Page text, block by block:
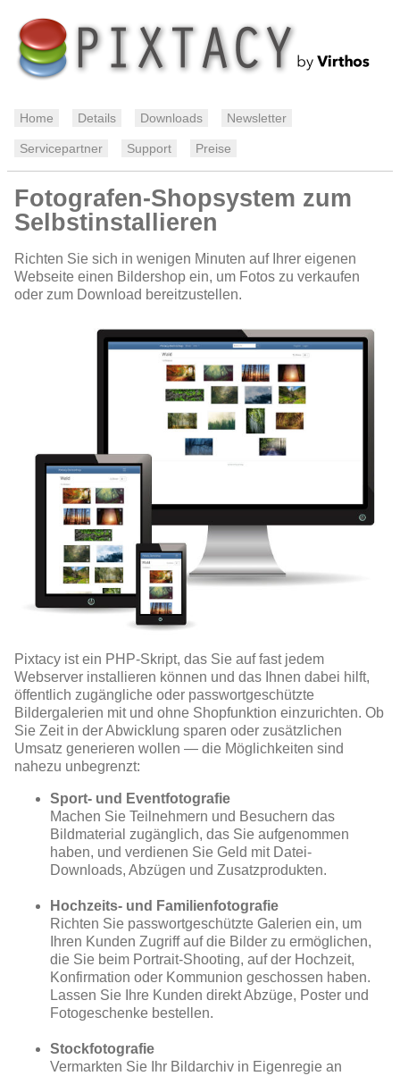
Home Details Downloads Newsletter
Servicepartner Support Preise
Fotografen-Shopsystem zum
Selbstinstallieren
Richten Sie sich in wenigen Minuten auf Ihrer eigenen
Webseite einen Bildershop ein, um Fotos zu verkaufen
oder zum Download bereitzustellen.
Pixtacy ist ein PHP-Skript, das Sie auf fast jedem
Webserver installieren können und das Ihnen dabei hilft,
öffentlich zugängliche oder passwortgeschützte
Bildergalerien mit und ohne Shopfunktion einzurichten. Ob
Sie Zeit in der Abwicklung sparen oder zusätzlichen
Umsatz generieren wollen — die Möglichkeiten sind
nahezu unbegrenzt:
Sport- und Eventfotografie
Machen Sie Teilnehmern und Besuchern das
Bildmaterial zugänglich, das Sie aufgenommen
haben, und verdienen Sie Geld mit Datei-
Downloads, Abzügen und Zusatzprodukten.
Hochzeits- und Familienfotografie
Richten Sie passwortgeschützte Galerien ein, um
Ihren Kunden Zugriff auf die Bilder zu ermöglichen,
die Sie beim Portrait-Shooting, auf der Hochzeit,
Konfirmation oder Kommunion geschossen haben.
Lassen Sie Ihre Kunden direkt Abzüge, Poster und
Fotogeschenke bestellen.
Stockfotografie
Vermarkten Sie Ihr Bildarchiv in Eigenregie an